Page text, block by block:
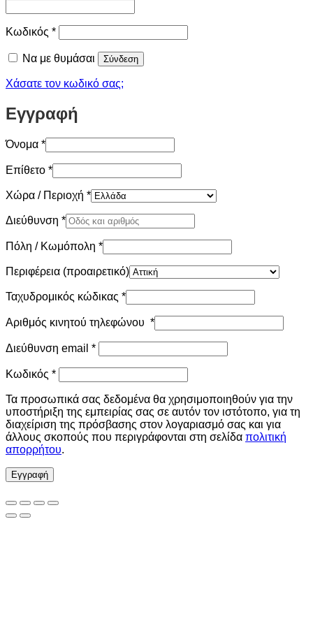
Κωδικός *Απαιτείται
Να με θυμάσαι Σύνδεση
Χάσατε τον κωδικό σας;
Εγγραφή
Όνομα *
Επίθετο *
Χώρα / Περιοχή *
Διεύθυνση *
Πόλη / Κωμόπολη *
Περιφέρεια (προαιρετικό)
Ταχυδρομικός κώδικας *
Αριθμός κινητού τηλεφώνου *
Διεύθυνση email *Απαιτείται
Κωδικός *Απαιτείται
Τα προσωπικά σας δεδομένα θα χρησιμοποιηθούν για την
υποστήριξη της εμπειρίας σας σε αυτόν τον ιστότοπο, για τη
διαχείριση της πρόσβασης στον λογαριασμό σας και για
άλλους σκοπούς που περιγράφονται στη σελίδα πολιτική
απορρήτου.
Εγγραφή